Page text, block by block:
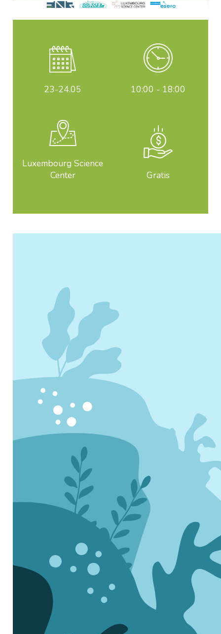
23-24.05 10:00 - 18:00
Luxembourg Science
Center
Gratis